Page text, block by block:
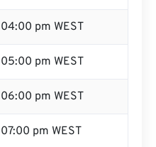
04:00 pm WEST
05:00 pm WEST
06:00 pm WEST
07:00 pm WEST